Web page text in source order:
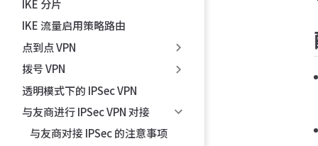
IKE 分片
IKE 流量启用策略路由
点到点 VPN
拨号 VPN
透明模式下的 IPSec VPN
与友商进行 IPSec VPN 对接
与友商对接 IPSec 的注意事项